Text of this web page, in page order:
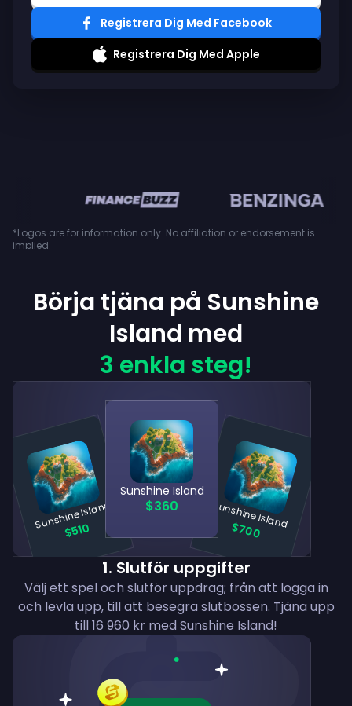
Registrera Dig Med Facebook
Registrera Dig Med Apple
*Logos are for information only. No affiliation or endorsement is
implied.
Börja tjäna på Sunshine
Island med
3 enkla steg!
Sunshine Island
$510
Sunshine Island
$360 Sunshine Island
$700
1. Slutför uppgifter
Välj ett spel och slutför uppdrag; från att logga in
och levla upp, till att besegra slutbossen. Tjäna upp
till 16 960 kr med Sunshine Island!